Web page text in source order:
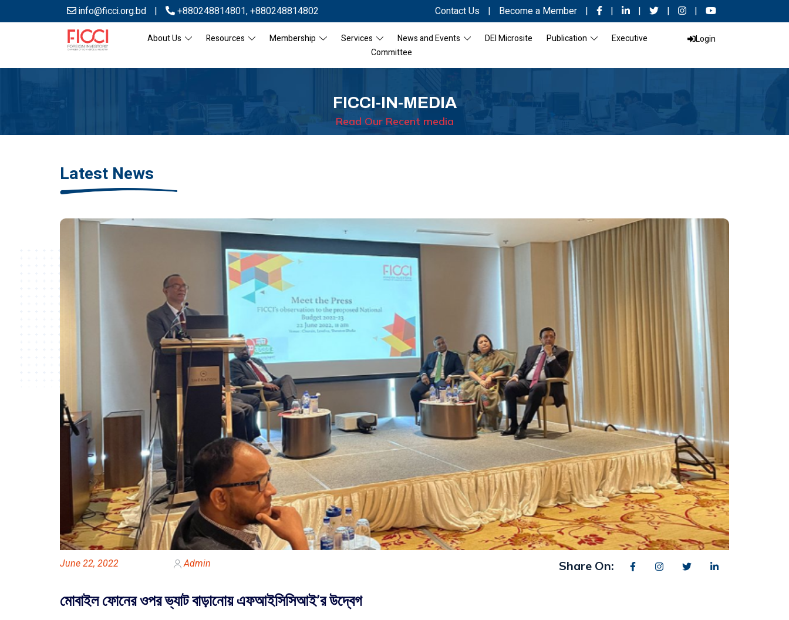
info@ficci.org.bd | +880248814801,+880248814802 Contact Us | Become a Member | | | | |
About Us Resources Membership Services News and Events DEI Microsite Publication
Executive
Committee
Login
FICCI-IN-MEDIA
Read Our Recent media
Latest News
June 22, 2022 Admin Share On:
মোবাইল ফোনের ওপর ভ্যাট বাড়ানোয় এফআইসিসিআই’র উদ্বেগ